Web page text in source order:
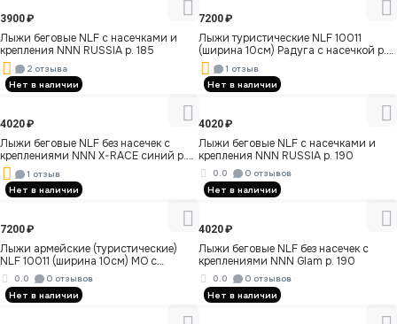
3900₽
Лыжи беговые NLF с насечками и
крепления NNN RUSSIA р. 185
2 отзыва
7200₽
Лыжи туристические NLF 10011
(ширина 10см) Радуга с насечкой р.
180
1 отзыв
Нет в наличии
4020₽
Лыжи беговые NLF без насечек c
креплениями NNN X-RACE синий р.
185
1 отзыв
Нет в наличии
4020₽
Лыжи беговые NLF с насечками и
крепления NNN RUSSIA р. 190
0 отзывов
0.0
Нет в наличии
7200₽
Лыжи армейские (туристические)
NLF 10011 (ширина 10см) МО с
насечкой р. 180
0 отзывов
0.0
Нет в наличии
4020₽
Лыжи беговые NLF без насечек c
креплениями NNN Glam р. 190
0 отзывов
0.0
Нет в наличии
Нет в наличии